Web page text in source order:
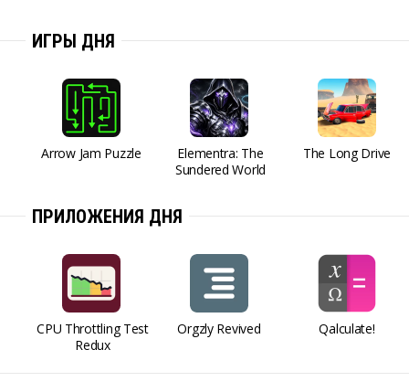
ИГРЫ ДНЯ
Arrow Jam Puzzle
Elementra: The
Sundered World
The Long Drive
ПРИЛОЖЕНИЯ ДНЯ
CPU Throttling Test
Redux
Orgzly Revived Qalculate!